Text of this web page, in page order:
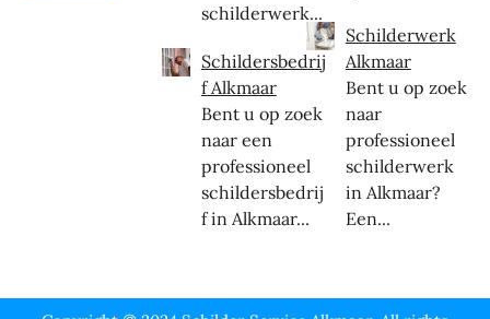
schilderwerk...
Schildersbedrij
f Alkmaar
Bent u op zoek
naar een
professioneel
schildersbedrij
f in Alkmaar...
Schilderwerk
Alkmaar
Bent u op zoek
naar
professioneel
schilderwerk
in Alkmaar?
Een...